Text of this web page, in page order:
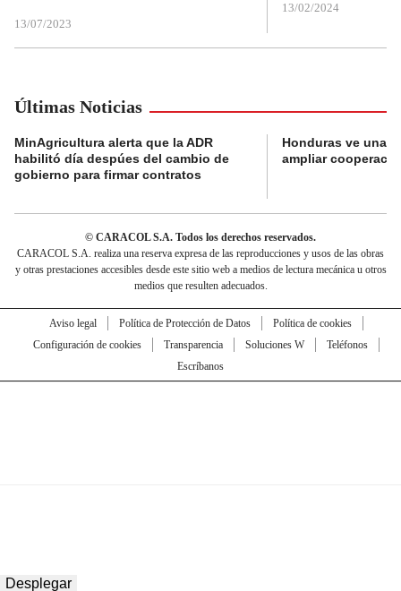
13/07/2023
13/02/2024
Últimas Noticias
MinAgricultura alerta que la ADR
habilitó día despúes del cambio de
gobierno para firmar contratos
Honduras ve una
ampliar
© CARACOL S.A. Todos los derechos reservados.
CARACOL S.A. realiza una reserva expresa de las reproducciones y usos de las obras
y otras prestaciones accesibles desde este sitio web a medios de lectura mecánica u otros
medios que resulten adecuados.
Aviso legal Política de Protección de Datos
Política de cookies
Configuración de cookies
Transparencia Soluciones W
Teléfonos
Escríbanos
Desplegar